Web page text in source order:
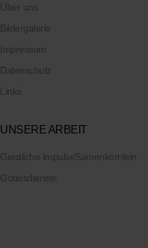
Über uns
Bildergalerie
Impressum
Datenschutz
Links
UNSERE ARBEIT
Geistliche ImpulseSamenkörnlein
Gottesdienste